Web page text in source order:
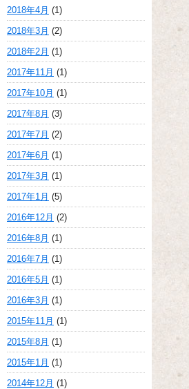
2018年4月 (1)
2018年3月 (2)
2018年2月 (1)
2017年11月 (1)
2017年10月 (1)
2017年8月 (3)
2017年7月 (2)
2017年6月 (1)
2017年3月 (1)
2017年1月 (5)
2016年12月 (2)
2016年8月 (1)
2016年7月 (1)
2016年5月 (1)
2016年3月 (1)
2015年11月 (1)
2015年8月 (1)
2015年1月 (1)
2014年12月 (1)